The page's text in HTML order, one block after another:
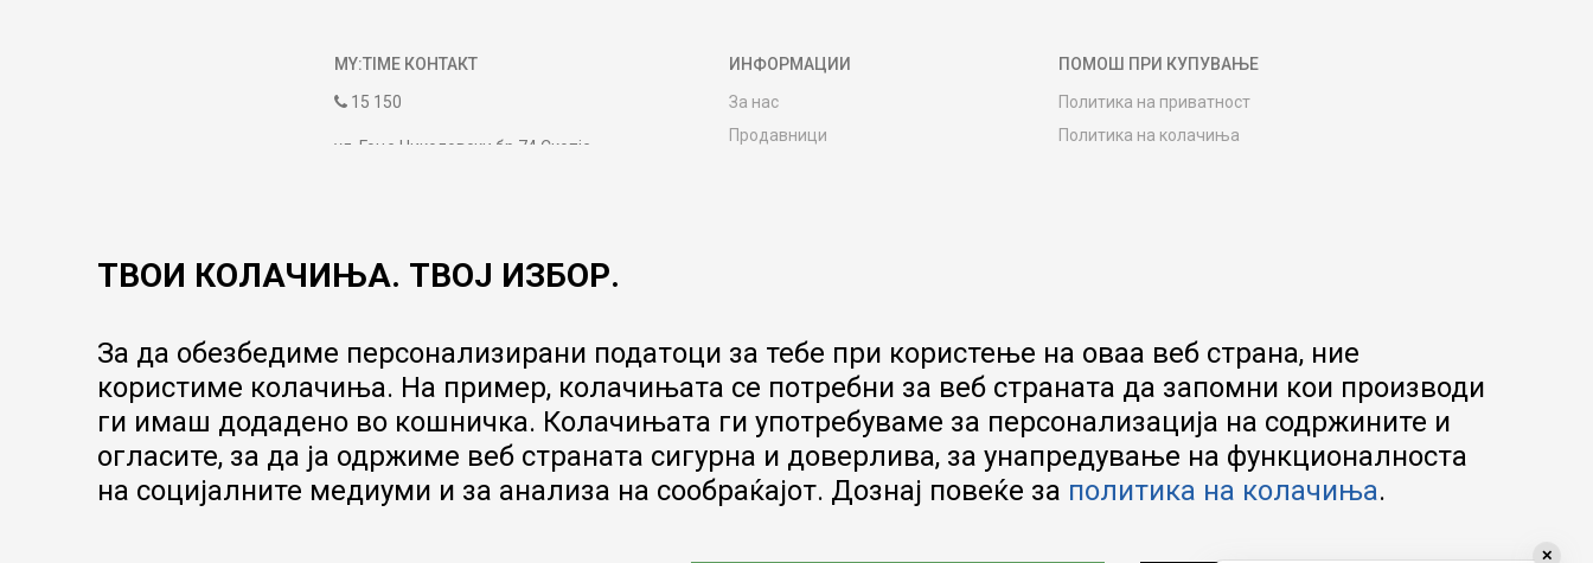
MY:TIME КОНТАКТ
15 150
ул. Гоце Николовски бр.74 Скопје
09:00 до 17:00
ИНФОРМАЦИИ
За нас
Продавници
Гаранција за производ
Ценовник
ПОМОШ ПРИ КУПУВАЊЕ
Политика на приватност
Политика на колачиња
Product Finder
FAQs
ТВОИ КОЛАЧИЊА. ТВОЈ ИЗБОР.
За да обезбедиме персонализирани податоци за тебе при користење на оваа веб страна, ние
користиме колачиња. На пример, колачињата се потребни за веб страната да запомни кои производи
ги имаш додадено во кошничка. Колачињата ги употребуваме за персонализација на содржините и
огласите, за да ја одржиме веб страната сигурна и доверлива, за унапредување на функционалноста
на социјалните медиуми и за анализа на сообраќајот. Дознај повеќе за политика на колачиња.
✕